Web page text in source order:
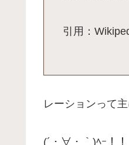
引用：
レーションって
(´・∀・｀)ﾍｰ！！